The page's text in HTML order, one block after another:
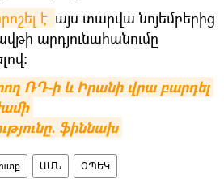
է այս տարվա նոյեմբերից
արդյունահանումը
ՌԴ-ի և Իրանի վրա բարդել
ֆիննախ
ԱՄՆ ՕՊԵԿ